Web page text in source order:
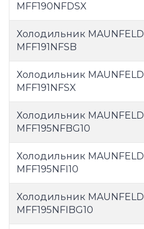
MFF190NFDSX
Холодильник MAUNFELD
MFF191NFSB
Холодильник MAUNFELD
MFF191NFSX
Холодильник MAUNFELD
MFF195NFBG10
Холодильник MAUNFELD
MFF195NFI10
Холодильник MAUNFELD
MFF195NFIBG10